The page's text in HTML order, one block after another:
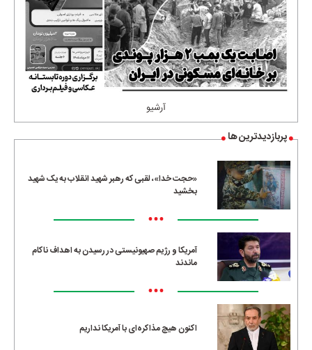
آرشیو
پربازدیدترین ها
«حجت خدا»، لقبی که رهبر شهید انقلاب به یک شهید
بخشید
•••
آمریکا و رژیم صهیونیستی در رسیدن به اهداف ناکام
ماندند
•••
اکنون هیچ مذاکره‌ای با آمریکا نداریم